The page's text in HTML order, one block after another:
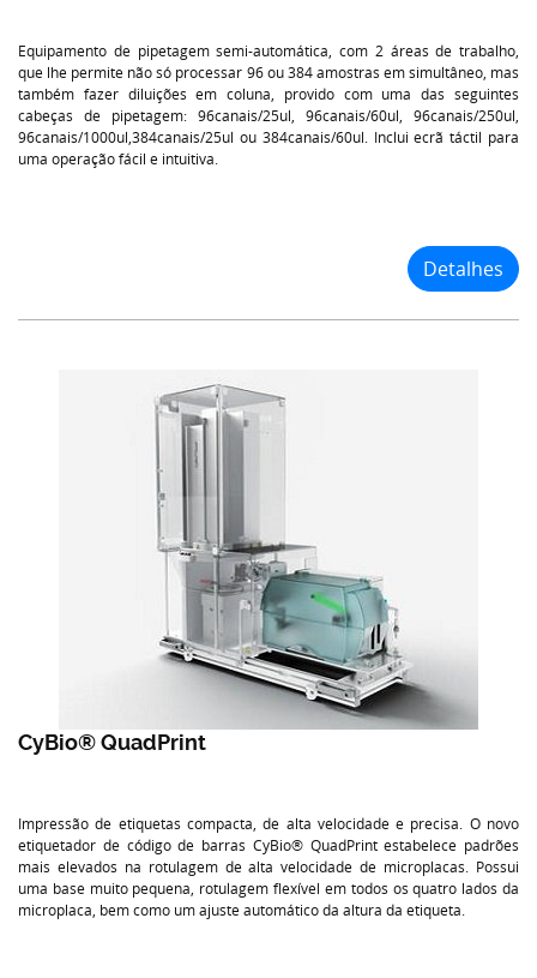
Equipamento de pipetagem semi-automática, com 2 áreas de trabalho,
que lhe permite não só processar 96 ou 384 amostras em simultâneo, mas
também fazer diluições em coluna, provido com uma das seguintes
cabeças de pipetagem: 96canais/25ul, 96canais/60ul, 96canais/250ul,
96canais/1000ul,384canais/25ul ou 384canais/60ul. Inclui ecrã táctil para
uma operação fácil e intuitiva.
Detalhes
CyBio® QuadPrint
Impressão de etiquetas compacta, de alta velocidade e precisa. O novo
etiquetador de código de barras CyBio® QuadPrint estabelece padrões
mais elevados na rotulagem de alta velocidade de microplacas. Possui
uma base muito pequena, rotulagem flexível em todos os quatro lados da
microplaca, bem como um ajuste automático da altura da etiqueta.